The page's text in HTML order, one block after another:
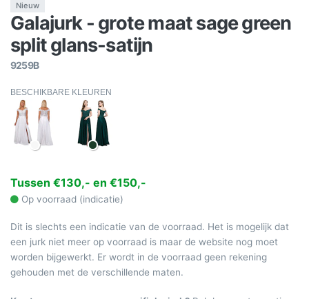
Nieuw
Galajurk - grote maat sage green
split glans-satijn
9259B
BESCHIKBARE KLEUREN
Tussen €130,- en €150,-
Op voorraad (indicatie)
Dit is slechts een indicatie van de voorraad. Het is mogelijk dat
een jurk niet meer op voorraad is maar de website nog moet
worden bijgewerkt. Er wordt in de voorraad geen rekening
gehouden met de verschillende maten.